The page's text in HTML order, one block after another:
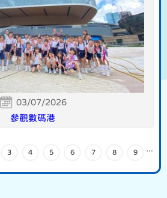
03/07/2026
參觀數碼港
3 4 5 6 7 8 9 …